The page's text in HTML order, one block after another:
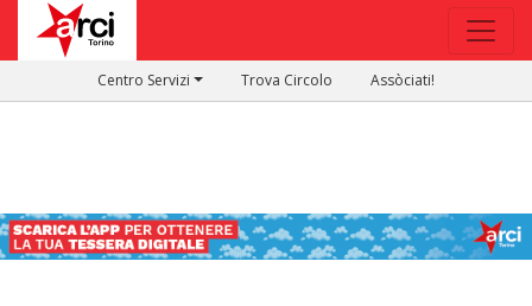
Centro Servizi Trova Circolo Assòciati!